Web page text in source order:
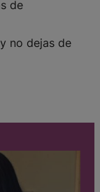
de
no dejas de